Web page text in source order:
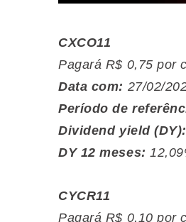
CXCO11
Pagará R$ 0,75 por
Data com: 27/02/
Período de
Dividend yield (DY):
DY 12 meses:
CYCR11
Pagará R$ 0,10 por